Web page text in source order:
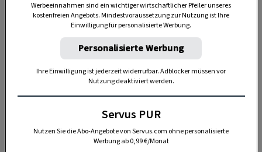
Mit viel Hingabe rettetWilli Buchhammerim
Kaunertal einen der letzten traditionellen
Bauernhöfe vor dem Verfall – und bewahrt damit
ein Stück gelebter Geschichte. Die traditionellen
Höfe in der Region sind rares Gut und die letzten
verbliebenen Gebäude sind dem Verfall
preisgegeben. Willi Buchhammer, gelernter
Installateur, Fischzüchter und Gastronom, hat
sein Leben dem Erhalt eines dieser Höfe
Werbeeinnahmen sind ein wichtiger wirtschaftlicher Pfeiler unseres
kostenfreien Angebots. Mindestvoraussetzung zur Nutzung ist Ihre
Einwilligung für personalisierte Werbung.
Personalisierte Werbung
Ihre Einwilligung ist jederzeit widerrufbar. Adblocker müssen vor
Nutzung deaktiviert werden.
Servus PUR
Nutzen Sie die Abo-Angebote von Servus.com ohne personalisierte
Werbung ab 0,99 €/Monat